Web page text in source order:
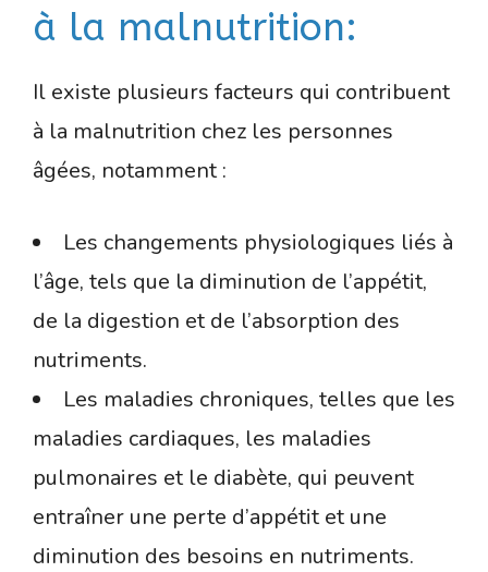
à la malnutrition:
Il existe plusieurs facteurs qui contribuent
à la malnutrition chez les personnes
âgées, notamment :
Les changements physiologiques liés à
l’âge, tels que la diminution de l’appétit,
de la digestion et de l’absorption des
nutriments.
Les maladies chroniques, telles que les
maladies cardiaques, les maladies
pulmonaires et le diabète, qui peuvent
entraîner une perte d’appétit et une
diminution des besoins en nutriments.